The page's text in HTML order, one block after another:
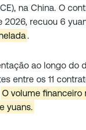
na China. O
recuou 6
.
ao longo do
entre os 11
O volume
yuans.